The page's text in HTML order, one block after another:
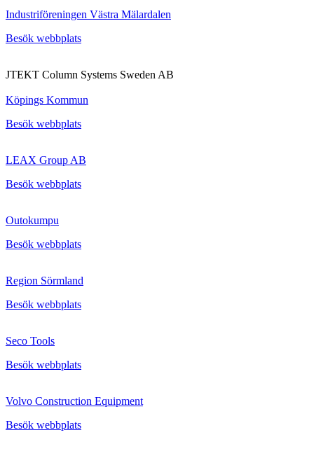
Industriföreningen Västra Mälardalen
Besök webbplats
JTEKT Column Systems Sweden AB
Köpings Kommun
Besök webbplats
LEAX Group AB
Besök webbplats
Outokumpu
Besök webbplats
Region Sörmland
Besök webbplats
Seco Tools
Besök webbplats
Volvo Construction Equipment
Besök webbplats